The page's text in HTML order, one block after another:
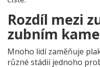
Rozdíl mezi
zubním
Mnoho lidí zaměňuje
různé stádií jednoho